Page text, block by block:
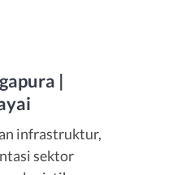
|
infrastruktur,
sektor